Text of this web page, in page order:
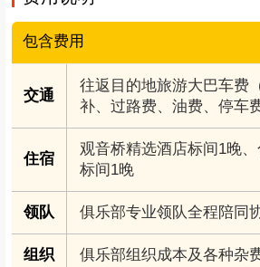
包含费用
交通
往返目的地旅游大巴车费
补、过路费、油费、停车费
住宿
观音桥精选酒店标间1晚
标间1晚
领队 俱乐部专业领队全程陪同
组织 俱乐部组织成本及各种杂